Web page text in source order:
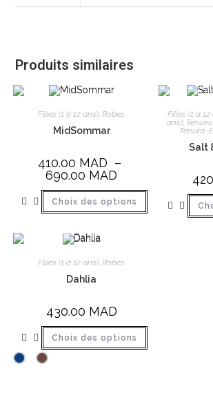
Produits similaires
Filles (1 à 12 ans),Robes
MidSommar
410.00 MAD –
690.00 MAD
Choix des options
Filles (1 à
ans),
Tenues-
Salt
Filles (1 à 12 ans) ,Robes
Dahlia
430.00 MAD
Choix des options